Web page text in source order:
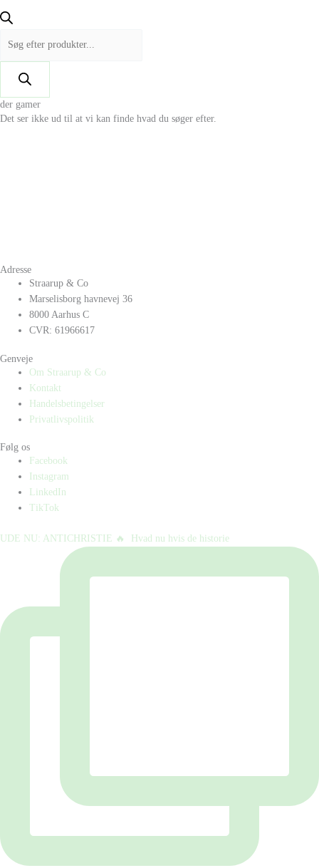
der gamer
Det ser ikke ud til at vi kan finde hvad du søger efter.
Adresse
Straarup & Co
Marselisborg havnevej 36
8000 Aarhus C
CVR: 61966617
Genveje
Om Straarup & Co
Kontakt
Handelsbetingelser
Privatlivspolitik
Følg os
Facebook
Instagram
LinkedIn
TikTok
UDE NU: ANTICHRISTIE 🔥⁠ ⁠ Hvad nu hvis de historie